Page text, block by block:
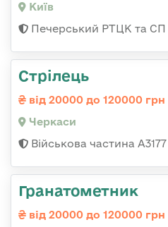
Київ
Печерський РТЦК та СП
Стрілець
від 20000 до 120000 грн
Черкаси
Військова частина А3177
Гранатометник
від 20000 до 120000 грн